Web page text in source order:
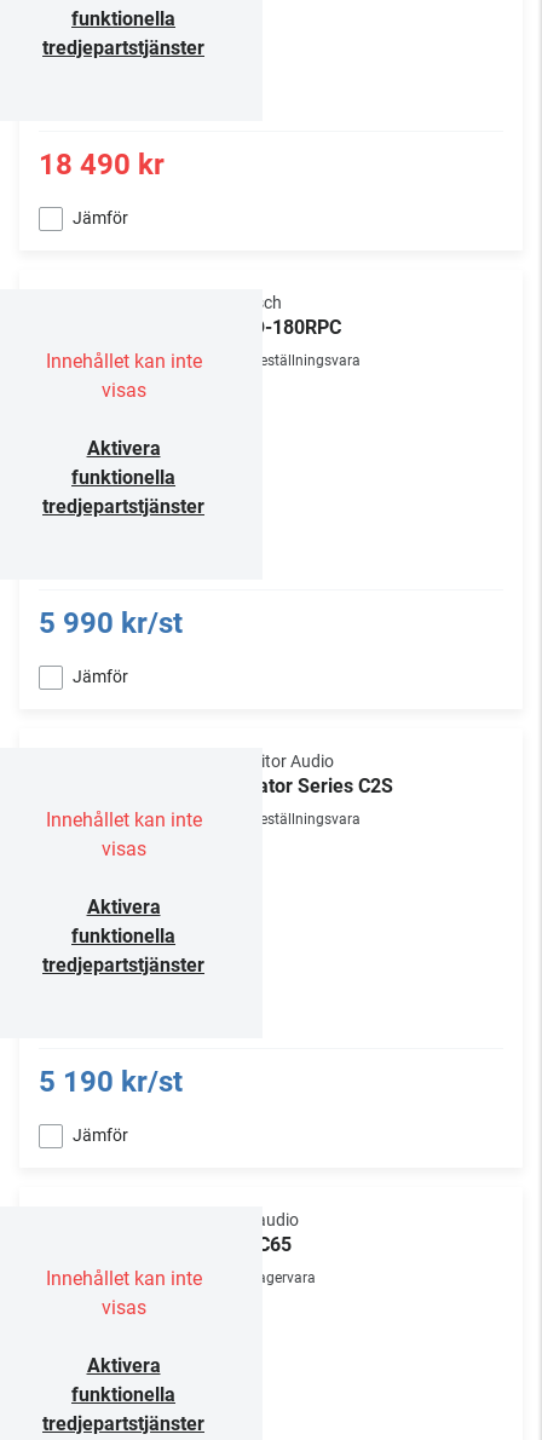
funktionella
tredjepartstjänster
18 490 kr
Jämför
Innehållet kan inte
visas
Aktivera
funktionella
tredjepartstjänster
Klipsch
PRO-180RPC
Beställningsvara
5 990 kr/st
Jämför
Innehållet kan inte
visas
Aktivera
funktionella
tredjepartstjänster
Monitor Audio
Creator Series C2S
Beställningsvara
5 190 kr/st
Jämför
Innehållet kan inte
visas
Aktivera
funktionella
tredjepartstjänster
Dynaudio
P4-C65
Lagervara